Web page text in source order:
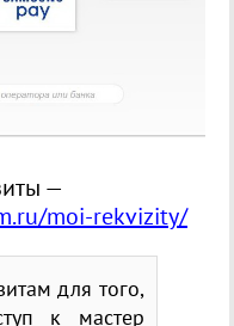
—
moi-rekvizity/
для того,
к мастер